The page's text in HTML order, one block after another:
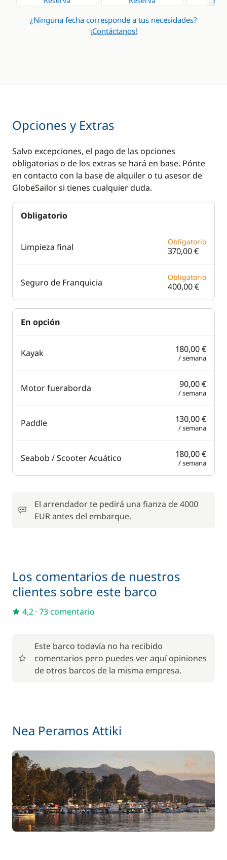
¿Ninguna fecha corresponde a tus necesidades?
¡Contáctanos!
Opciones y Extras
Salvo excepciones, el pago de las opciones
obligatorias o de los extras se hará en base. Pónte
en contacto con la base de alquiler o tu asesor de
GlobeSailor si tienes cualquier duda.
Obligatorio
Limpieza final Obligatorio
370,00 €
Seguro de Franquicia Obligatorio
400,00 €
En opción
Kayak 180,00 €
/ semana
Motor fueraborda 90,00 €
/ semana
Paddle 130,00 €
/ semana
Seabob / Scooter Acuático 180,00 €
/ semana
El arrendador te pedirá una fianza de 4000
EUR antes del embarque.
Los comentarios de nuestros
clientes sobre este barco
4,2 · 73 comentario
Este barco todavía no ha recibido
comentarios pero puedes ver aquí opiniones
de otros barcos de la misma empresa.
Nea Peramos Attiki